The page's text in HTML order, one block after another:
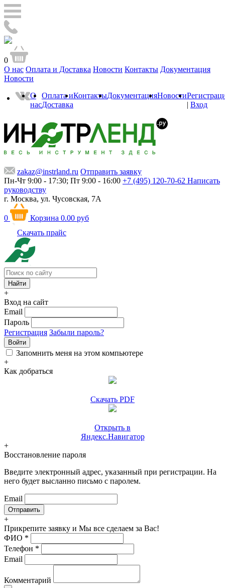
0
О нас Оплата и Доставка Новости Контакты Документация
Новости
О
нас
Оплата и
Доставка
КонтактыДокументацияНовости
| Вход
zakaz@instrland.ru Отправить заявку
Пн-Чт 9:00 - 17:30; Пт 9:00 - 16:00 +7 (495) 120-70-62 Написать
руководству
г. Москва, ул. Чусовская, 7А
0 Корзина 0.00 руб
Скачать прайс
+
Вход на сайт
Email
Пароль
Регистрация Забыли пароль?
Войти
Запомнить меня на этом компьютере
+
Как добраться
Скачать PDF
Открыть в
Яндекс.Навигатор
+
Восстановление пароля
Введите электронный адрес, указанный при регистрации. На
него будет высланно письмо с паролем.
Email
+
Прикрепите заявку и Мы все сделаем за Вас!
ФИО *
Телефон *
Email
Комментарий